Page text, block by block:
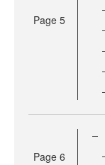
Page 5
Page 6